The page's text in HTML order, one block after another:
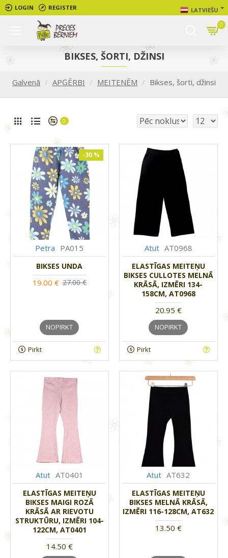
LOGIN REGISTER LATVIEŠU
0
Galvenā APĢĒRBI MEITENĒM Bikses, šorti, džinsi
BIKSES, ŠORTI, DŽINSI
0
-30 %
Petra PA015
BIKSES UNDA
19.00 € 27.00 €
NOPIRKT
Pirkt
Atut AT0968
ELASTĪGAS MEITEŅU
BIKSES CULLOTES MELNĀ
KRĀSĀ, IZMĒRI 134-
158CM, AT0968
20.95 €
NOPIRKT
Pirkt
Atut AT0401
ELASTĪGAS MEITEŅU
BIKSES MAIGI ROZĀ
KRĀSĀ AR RIEVOTU
STRUKTŪRU, IZMĒRI 104-
122CM, AT0401
14.50 €
Atut AT632
ELASTĪGAS MEITEŅU
BIKSES MELNĀ KRĀSĀ,
IZMĒRI 116-128CM, AT632
13.50 €